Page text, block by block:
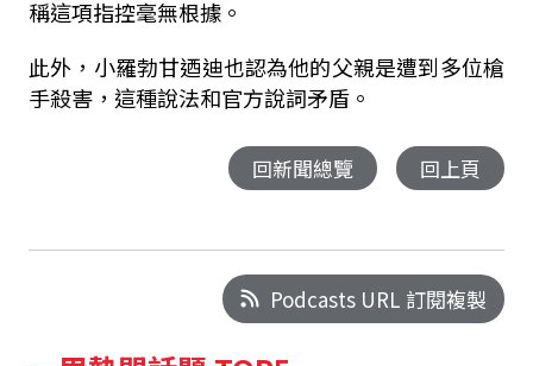
稱這項指控毫無根據。
此外，小羅勃甘迺迪也認為他的父親是遭到多位槍
手殺害，這種說法和官方說詞矛盾。
回新聞總覽 回上頁
Podcasts URL 訂閱複製